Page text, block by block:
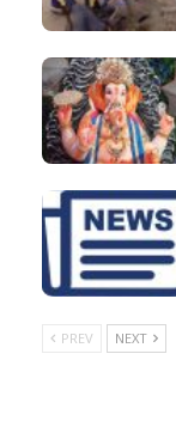
PREV NEXT